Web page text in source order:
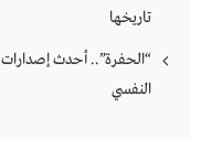
تاريخها
“الحفرة”.. أحدث
النفسي